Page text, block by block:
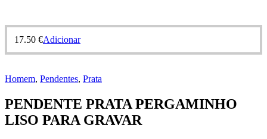
17.50 €Adicionar
Homem, Pendentes, Prata
PENDENTE PRATA PERGAMINHO
LISO PARA GRAVAR